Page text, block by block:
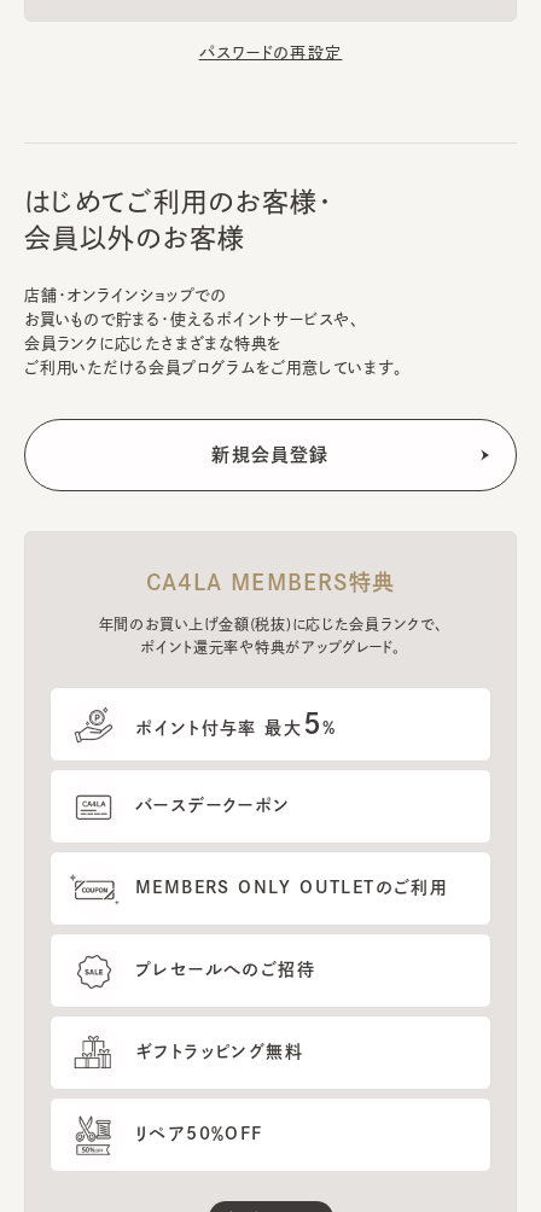
パスワードの再設定
はじめてご利用のお客様・
会員以外のお客様
店舗・オンラインショップでの
お買いもので貯まる・使えるポイントサービスや、
会員ランクに応じたさまざまな特典を
ご利用いただける会員プログラムをご用意しています。
CA4LA MEMBERS特典
年間のお買い上げ金額(税抜)に応じた会員ランクで、
ポイント還元率や特典がアップグレード。
ポイント付与率 最大 5%
バースデークーポン
MEMBERS ONLY OUTLETのご利用
プレセールへのご招待
ギフトラッピング無料
リペア50％OFF